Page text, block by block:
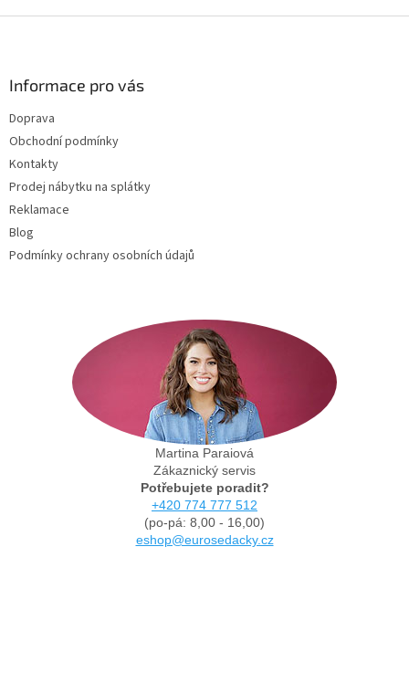
Informace pro vás
Doprava
Obchodní podmínky
Kontakty
Prodej nábytku na splátky
Reklamace
Blog
Podmínky ochrany osobních údajů
Martina Paraiová
Zákaznický servis
Potřebujete poradit?
+420 774 777 512
(po-pá: 8,00 - 16,00)
eshop@eurosedacky.cz